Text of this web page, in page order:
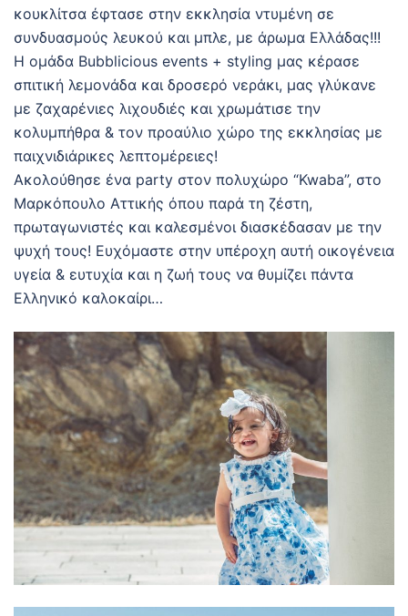
κουκλίτσα έφτασε στην εκκλησία ντυμένη σε
συνδυασμούς λευκού και μπλε, με άρωμα Ελλάδας!!!
Η ομάδα Bubblicious events + styling μας κέρασε
σπιτική λεμονάδα και δροσερό νεράκι, μας γλύκανε
με ζαχαρένιες λιχουδιές και χρωμάτισε την
κολυμπήθρα & τον προαύλιο χώρο της εκκλησίας με
παιχνιδιάρικες λεπτομέρειες!
Ακολούθησε ένα party στον πολυχώρο “Kwaba”, στο
Μαρκόπουλο Αττικής όπου παρά τη ζέστη,
πρωταγωνιστές και καλεσμένοι διασκέδασαν με την
ψυχή τους! Ευχόμαστε στην υπέροχη αυτή οικογένεια
υγεία & ευτυχία και η ζωή τους να θυμίζει πάντα
Ελληνικό καλοκαίρι…